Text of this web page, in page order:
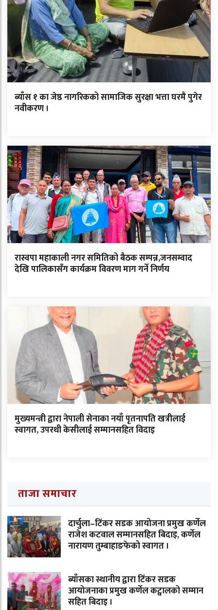
ब्याँस १ का जेष्ठ नागरिकको सामाजिक सुरक्षा भत्ता घरमै पुगेर
नवीकरण ।
रास्वपा महाकाली नगर समितिको बैठक सम्पन्न,जनसम्वाद
देखि पालिकासँग कार्यक्रम विवरण माग गर्ने निर्णय
मुख्यमन्त्री द्वारा नेपाली सेनाका नयाँ पृतनापति खत्रीलाई
स्वागत, उपरथी केसीलाई सम्मानसहित विदाइ
ताजा समाचार
दार्चुला–टिंकर सडक आयोजना प्रमुख कर्णेल
राजेश कटवाल सम्मानसहित बिदाइ, कर्णेल
नारायण तुम्बाहाङफेको स्वागत ।
ब्याँसका स्थानीय द्वारा टिंकर सडक
आयोजनाका प्रमुख कर्णेल कट्वालको सम्मान
सहित बिदाइ ।